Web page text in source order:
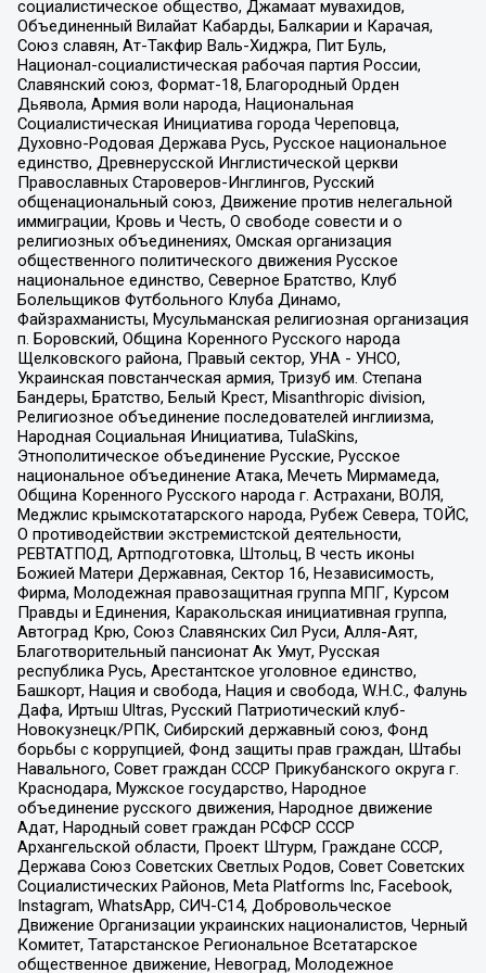
социалистическое общество, Джамаат мувахидов,
Объединенный Вилайат Кабарды, Балкарии и Карачая,
Союз славян, Ат-Такфир Валь-Хиджра, Пит Буль,
Национал-социалистическая рабочая партия России,
Славянский союз, Формат-18, Благородный Орден
Дьявола, Армия воли народа, Национальная
Социалистическая Инициатива города Череповца,
Духовно-Родовая Держава Русь, Русское национальное
единство, Древнерусской Инглистической церкви
Православных Староверов-Инглингов, Русский
общенациональный союз, Движение против нелегальной
иммиграции, Кровь и Честь, О свободе совести и о
религиозных объединениях, Омская организация
общественного политического движения Русское
национальное единство, Северное Братство, Клуб
Болельщиков Футбольного Клуба Динамо,
Файзрахманисты, Мусульманская религиозная организация
п. Боровский, Община Коренного Русского народа
Щелковского района, Правый сектор, УНА - УНСО,
Украинская повстанческая армия, Тризуб им. Степана
Бандеры, Братство, Белый Крест, Misanthropic division,
Религиозное объединение последователей инглиизма,
Народная Социальная Инициатива, TulaSkins,
Этнополитическое объединение Русские, Русское
национальное объединение Атака, Мечеть Мирмамеда,
Община Коренного Русского народа г. Астрахани, ВОЛЯ,
Меджлис крымскотатарского народа, Рубеж Севера, ТОЙС,
О противодействии экстремистской деятельности,
РЕВТАТПОД, Артподготовка, Штольц, В честь иконы
Божией Матери Державная, Сектор 16, Независимость,
Фирма, Молодежная правозащитная группа МПГ, Курсом
Правды и Единения, Каракольская инициативная группа,
Автоград Крю, Союз Славянских Сил Руси, Алля-Аят,
Благотворительный пансионат Ак Умут, Русская
республика Русь, Арестантское уголовное единство,
Башкорт, Нация и свобода, Нация и свобода, W.H.С., Фалунь
Дафа, Иртыш Ultras, Русский Патриотический клуб-
Новокузнецк/РПК, Сибирский державный союз, Фонд
борьбы с коррупцией, Фонд защиты прав граждан, Штабы
Навального, Совет граждан СССР Прикубанского округа г.
Краснодара, Мужское государство, Народное
объединение русского движения, Народное движение
Адат, Народный совет граждан РСФСР СССР
Архангельской области, Проект Штурм, Граждане СССР,
Держава Союз Советских Светлых Родов, Совет Советских
Социалистических Районов, Meta Platforms Inc, Facebook,
Instagram, WhatsApp, СИЧ-С14, Добровольческое
Движение Организации украинских националистов, Черный
Комитет, Татарстанское Региональное Всетатарское
общественное движение, Невоград, Молодежное